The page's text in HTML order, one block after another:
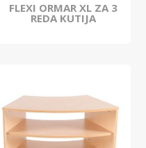
FLEXI ORMAR XL ZA 3
REDA KUTIJA